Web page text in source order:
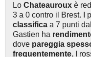
Lo Chateauroux è
3 a 0 contro il Brest. I
classifica a 7 punti
Gastien ha
dove pareggia
frequentemente.
I